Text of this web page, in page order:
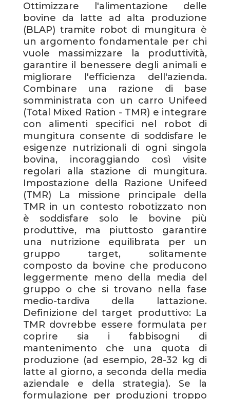
Ottimizzare l'alimentazione delle
bovine da latte ad alta produzione
(BLAP) tramite robot di mungitura è
un argomento fondamentale per chi
vuole massimizzare la produttività,
garantire il benessere degli animali e
migliorare l'efficienza dell'azienda.
Combinare una razione di base
somministrata con un carro Unifeed
(Total Mixed Ration - TMR) e integrare
con alimenti specifici nel robot di
mungitura consente di soddisfare le
esigenze nutrizionali di ogni singola
bovina, incoraggiando così visite
regolari alla stazione di mungitura.
Impostazione della Razione Unifeed
(TMR) La missione principale della
TMR in un contesto robotizzato non
è soddisfare solo le bovine più
produttive, ma piuttosto garantire
una nutrizione equilibrata per un
gruppo target, solitamente
composto da bovine che producono
leggermente meno della media del
gruppo o che si trovano nella fase
medio-tardiva della lattazione.
Definizione del target produttivo: La
TMR dovrebbe essere formulata per
coprire sia i fabbisogni di
mantenimento che una quota di
produzione (ad esempio, 28-32 kg di
latte al giorno, a seconda della media
aziendale e della strategia). Se la
formulazione per produzioni troppo